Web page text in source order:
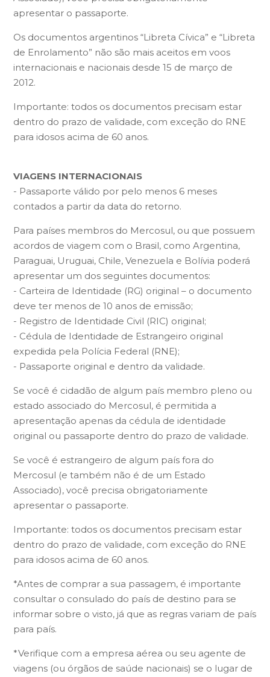
apresentar o passaporte.
Os documentos argentinos “Libreta Cívica” e “Libreta
de Enrolamento” não são mais aceitos em voos
internacionais e nacionais desde 15 de março de
2012.
Importante: todos os documentos precisam estar
dentro do prazo de validade, com exceção do RNE
para idosos acima de 60 anos.
VIAGENS INTERNACIONAIS
- Passaporte válido por pelo menos 6 meses
contados a partir da data do retorno.
Para países membros do Mercosul, ou que possuem
acordos de viagem com o Brasil, como Argentina,
Paraguai, Uruguai, Chile, Venezuela e Bolívia poderá
apresentar um dos seguintes documentos:
- Carteira de Identidade (RG) original – o documento
deve ter menos de 10 anos de emissão;
- Registro de Identidade Civil (RIC) original;
- Cédula de Identidade de Estrangeiro original
expedida pela Polícia Federal (RNE);
- Passaporte original e dentro da validade.
Se você é cidadão de algum país membro pleno ou
estado associado do Mercosul, é permitida a
apresentação apenas da cédula de identidade
original ou passaporte dentro do prazo de validade.
Se você é estrangeiro de algum país fora do
Mercosul (e também não é de um Estado
Associado), você precisa obrigatoriamente
apresentar o passaporte.
Importante: todos os documentos precisam estar
dentro do prazo de validade, com exceção do RNE
para idosos acima de 60 anos.
*Antes de comprar a sua passagem, é importante
consultar o consulado do país de destino para se
informar sobre o visto, já que as regras variam de país
para país.
*Verifique com a empresa aérea ou seu agente de
viagens (ou órgãos de saúde nacionais) se o lugar de